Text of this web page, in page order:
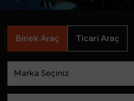
Binek Araç Ticari Araç